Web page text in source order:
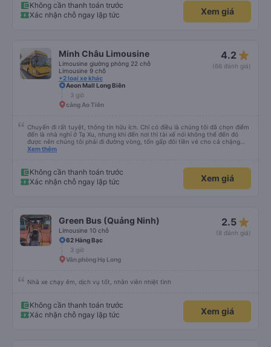
Không cần thanh toán trước
Xác nhận chỗ ngay lập tức
Xem giá
Minh Châu Limousine
Limousine giường phòng 22 chỗ
Limousine 9 chỗ
+2 loại xe khác
4.2 star_rate
(66 đánh giá)
Aeon Mall Long Biên
3 giờ
cảng Ao Tiên
Chuyến đi rất tuyệt, thông tin hữu ích. Chỉ có điều là chúng tôi đã chọn điểm
đến là nhà nghỉ ở Tạ Xu, nhưng khi đến nơi thì tài xế nói không thể đến đó
được nên chúng tôi phải đi đường vòng, tốn gấp đôi tiền vé cho cả chặng
cuối của chuyến đi từ Hà Nội. Ngoài ra thì mọi thứ khác đều rất tốt.
Xem thêm
Không cần thanh toán trước
Xác nhận chỗ ngay lập tức
Xem giá
Green Bus (Quảng Ninh)
Limousine 10 chỗ
2.5 star_rate
(8 đánh giá)
62 Hàng Bạc
3 giờ
Văn phòng Hạ Long
Nhà xe chạy êm, dịch vụ tốt, nhân viên nhiệt tình
Không cần thanh toán trước
Xác nhận chỗ ngay lập tức
Xem giá